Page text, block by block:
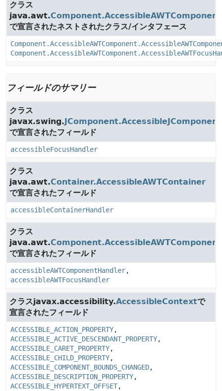
クラス
java.awt.Component.AccessibleAWTComponent
で宣言されたネストされたクラス/インタフェース
フィールドのサマリー
クラス
javax.swing.JComponent.AccessibleJComponent
で宣言されたフィールド
accessibleFocusHandler
クラス
java.awt.Container.AccessibleAWTContainer
で宣言されたフィールド
accessibleContainerHandler
クラス
java.awt.Component.AccessibleAWTComponent
で宣言されたフィールド
accessibleAWTComponentHandler,
accessibleAWTFocusHandler
クラスjavax.accessibility.AccessibleContextで
宣言されたフィールド
ACCESSIBLE_ACTION_PROPERTY,
ACCESSIBLE_ACTIVE_DESCENDANT_PROPERTY,
ACCESSIBLE_CARET_PROPERTY,
ACCESSIBLE_CHILD_PROPERTY,
ACCESSIBLE_COMPONENT_BOUNDS_CHANGED,
ACCESSIBLE_DESCRIPTION_PROPERTY,
ACCESSIBLE_HYPERTEXT_OFFSET,